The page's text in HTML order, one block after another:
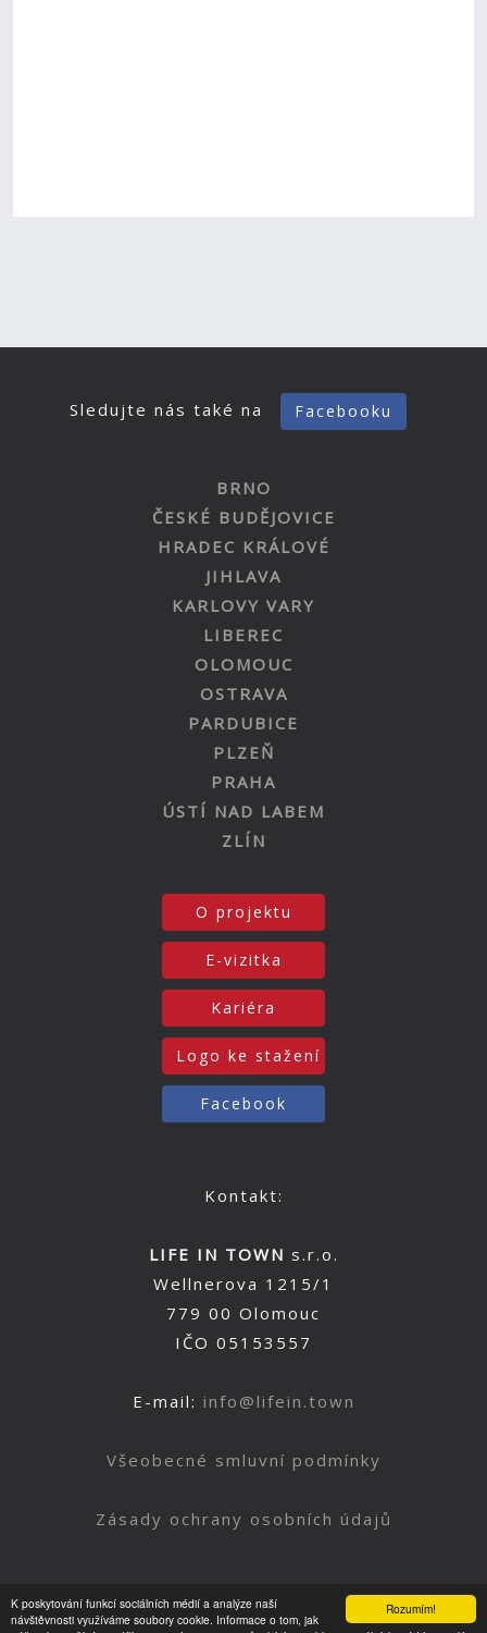
Rozumím!
K poskytování funkcí sociálních médií a analýze naší
návštěvnosti využíváme soubory cookie. Informace o tom, jak
Sledujte nás také na Facebooku
BRNO
ČESKÉ BUDĚJOVICE
HRADEC KRÁLOVÉ
JIHLAVA
KARLOVY VARY
LIBEREC
OLOMOUC
OSTRAVA
PARDUBICE
PLZEŇ
PRAHA
ÚSTÍ NAD LABEM
ZLÍN
O projektu
E-vizitka
Kariéra
Logo ke stažení
Facebook
Kontakt:
LIFE IN TOWN s.r.o.
Wellnerova 1215/1
779 00 Olomouc
IČO 05153557
E-mail: info@lifein.town
Všeobecné smluvní podmínky
Zásady ochrany osobních údajů
Nahoru